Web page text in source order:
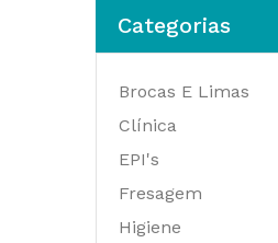
Categorias
Brocas E Limas
Clínica
EPI's
Fresagem
Higiene